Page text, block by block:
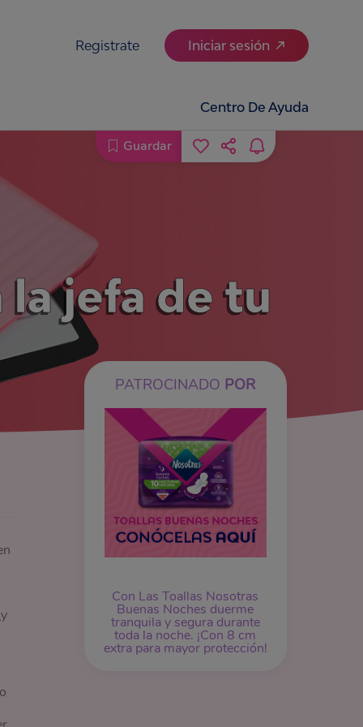
Registrate Iniciar sesión
Centro De Ayuda
jefa de tu
PATROCINADO POR
Con Las Toallas Nosotras
Buenas Noches duerme
tranquila y segura durante
toda la noche. ¡Con 8 cm
extra para mayor protección!
Guardar